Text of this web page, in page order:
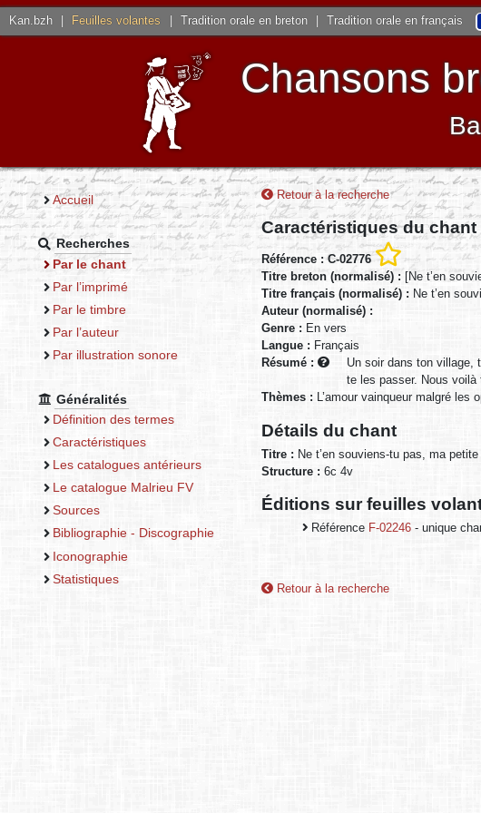
Kan.bzh Feuilles volantes Tradition orale en breton Tradition orale en français
Chansons
Accueil
Recherches
Par le chant
Par l’imprimé
Par le timbre
Par l’auteur
Par illustration sonore
Généralités
Définition des termes
Caractéristiques
Les catalogues antérieurs
Le catalogue Malrieu FV
Sources
Bibliographie - Discographie
Iconographie
Statistiques
Retour à la recherche
Caractéristiques du chant
Référence : C-02776
Titre breton (normalisé) : [Ne t’en
Titre français (normalisé) : Ne t’en
Auteur (normalisé) :
Genre : En vers
Langue : Français
Résumé :
Un soir dans ton village,
te les passer. Nous voilà
Thèmes : L’amour vainqueur malgré les
Détails du chant
Titre : Ne t’en souviens-tu pas, ma
Structure : 6c 4v
Éditions sur feuilles
Référence F-02246 - unique
Retour à la recherche